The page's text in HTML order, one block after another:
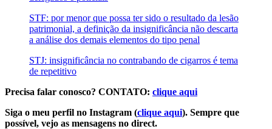
STF: por menor que possa ter sido o resultado da lesão
patrimonial, a definição da insignificância não descarta
a análise dos demais elementos do tipo penal
STJ: insignificância no contrabando de cigarros é tema
de repetitivo
Precisa falar conosco? CONTATO: clique aqui
Siga o meu perfil no Instagram (clique aqui). Sempre que
possível, vejo as mensagens no direct.